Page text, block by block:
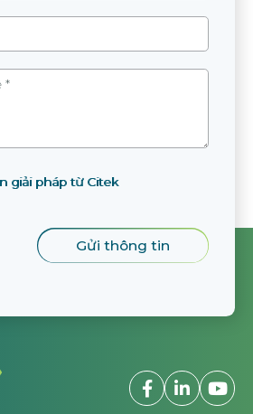
giải pháp từ Citek